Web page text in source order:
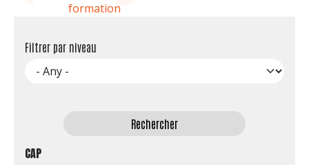
Filtrer par niveau
CAP
formation